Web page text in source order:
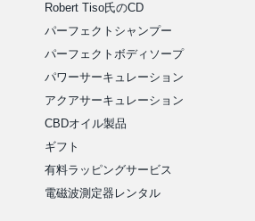
Robert Tiso氏のCD
パーフェクトシャンプー
パーフェクトボディソープ
パワーサーキュレーション
アクアサーキュレーション
CBDオイル製品
ギフト
有料ラッピングサービス
電磁波測定器レンタル